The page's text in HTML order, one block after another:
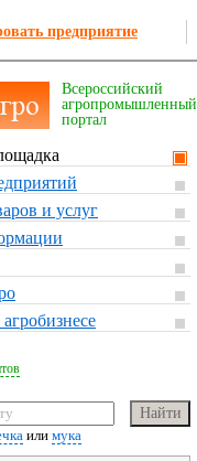
предприятие
Всероссийский
агропромышленный
портал
и услуг
или мука